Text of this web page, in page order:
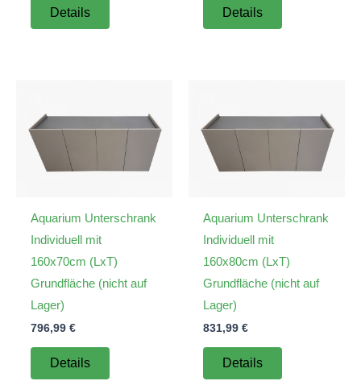
Details Details
Aquarium Unterschrank
Individuell mit
160x70cm (LxT)
Grundfläche (nicht auf
Lager)
796,99 €
Details
Aquarium Unterschrank
Individuell mit
160x80cm (LxT)
Grundfläche (nicht auf
Lager)
831,99 €
Details